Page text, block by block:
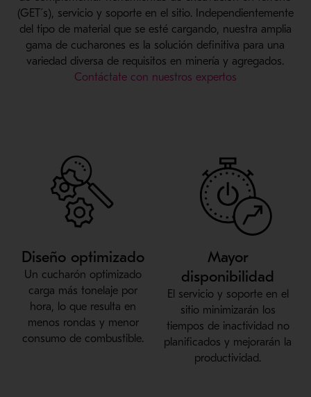
(GET´s), servicio y soporte en el sitio. Independientemente
del tipo de material que se esté cargando, nuestra amplia
gama de cucharones es la solución definitiva para una
variedad diversa de requisitos en minería y agregados.
Contáctate con nuestros expertos
Diseño optimizado
Un cucharón optimizado
carga más tonelaje por
hora, lo que resulta en
menos rondas y menor
consumo de combustible.
Mayor
disponibilidad
El servicio y soporte en el
sitio minimizarán los
tiempos de inactividad no
planificados y mejorarán la
productividad.